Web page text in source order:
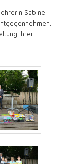
Sabine
ihrer